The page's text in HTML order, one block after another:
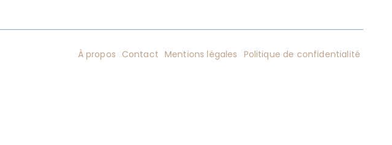
À propos Contact Mentions légales Politique de confidentialité